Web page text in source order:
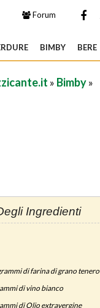
Forum
BIMBY BERE
» Bimby»
Ingredienti
di farina di grano tenero
di vino bianco
di Olio extravergine